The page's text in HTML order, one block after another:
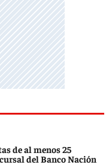
de al menos 25
del Banco Nación